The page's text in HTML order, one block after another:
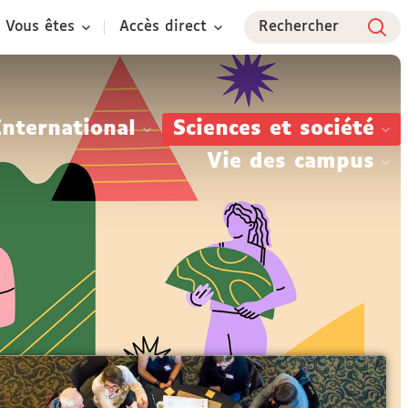
Vous êtes Accès direct Rechercher
Sciences et société
Vie des campus